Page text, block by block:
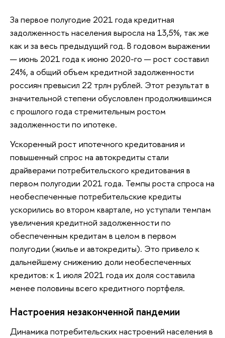
За первое полугодие 2021 года кредитная
задолженность населения выросла на 13,5%, так же
как и за весь предыдущий год. В годовом выражении
— июнь 2021 года к июню 2020-го — рост составил
24%, а общий объем кредитной задолженности
россиян превысил 22 трлн рублей. Этот результат в
значительной степени обусловлен продолжившимся
с прошлого года стремительным ростом
задолженности по ипотеке.
Ускоренный рост ипотечного кредитования и
повышенный спрос на автокредиты стали
драйверами потребительского кредитования в
первом полугодии 2021 года. Темпы роста спроса на
необеспеченные потребительские кредиты
ускорились во втором квартале, но уступали темпам
увеличения кредитной задолженности по
обеспеченным кредитам в целом в первом
полугодии (жилье и автокредиты). Это привело к
дальнейшему снижению доли необеспеченных
кредитов: к 1 июля 2021 года их доля составила
менее половины всего кредитного портфеля.
Настроения незаконченной пандемии
Динамика потребительских настроений населения в